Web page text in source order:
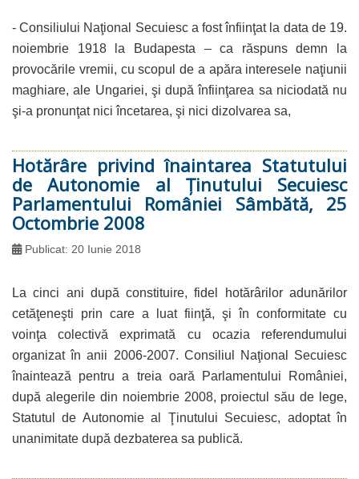
- Consiliului Naţional Secuiesc a fost înfiinţat la data de 19.
noiembrie 1918 la Budapesta – ca răspuns demn la
provocările vremii, cu scopul de a apăra interesele naţiunii
maghiare, ale Ungariei, şi după înfiinţarea sa niciodată nu
şi-a pronunţat nici încetarea, şi nici dizolvarea sa,
Hotărâre privind înaintarea Statutului
de Autonomie al Ţinutului Secuiesc
Parlamentului României Sâmbătă, 25
Octombrie 2008
Publicat: 20 Iunie 2018
La cinci ani după constituire, fidel hotărârilor adunărilor
cetăţeneşti prin care a luat fiinţă, şi în conformitate cu
voinţa colectivă exprimată cu ocazia referendumului
organizat în anii 2006-2007. Consiliul Naţional Secuiesc
înaintează pentru a treia oară Parlamentului României,
după alegerile din noiembrie 2008, proiectul său de lege,
Statutul de Autonomie al Ţinutului Secuiesc, adoptat în
unanimitate după dezbaterea sa publică.